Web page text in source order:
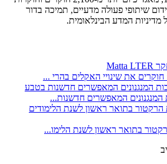
שיתופי פעולה מדעיים, תמיכה בדור
המדע הבינלאומית.
את שינויי האקלים בהרי ...
המנגנונים המאפשרים חדשנות...
בתואר ראשון לשנת הלימו...